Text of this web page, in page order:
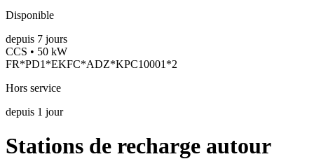
Disponible
depuis 7 jours
CCS • 50 kW
FR*PD1*EKFC*ADZ*KPC10001*2
Hors service
depuis 1 jour
Stations de recharge autour